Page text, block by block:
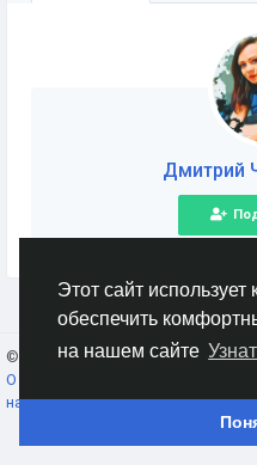
Этот сайт использует
обеспечить
на нашем сайте
Дмитрий
© 2026 AnimeSocial.SU - Первая
О нас
нами
Каталог